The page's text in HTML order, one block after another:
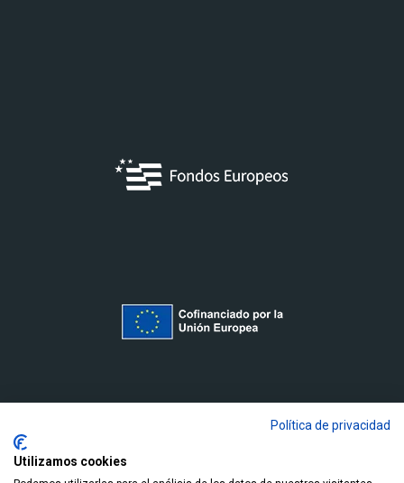
Política de privacidad
Utilizamos cookies